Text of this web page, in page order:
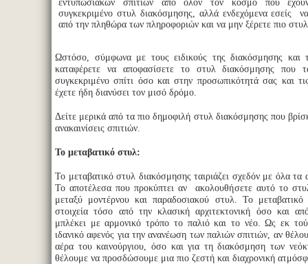
εντυπωσιακών σπιτιών από όλον τον κόσμο που
συγκεκριμένο στυλ διακόσμησης, αλλά ενδεχόμενα εσείς
από την πληθώρα των πληροφοριών και να μην ξέρετε πιο στυλ
Ωστόσο, σύμφωνα με τους ειδικούς της διακόσμησης και
καταφέρετε να αποφασίσετε το στυλ διακόσμησης που
συγκεκριμένο σπίτι όσο και στην προσωπικότητά σας και
έχετε ήδη διανύσει τον μισό δρόμο.
Δείτε μερικά από τα πιο δημοφιλή στυλ διακόσμησης που
ανακαινίσεις σπιτιών.
Το μεταβατικό στυλ:
Το μεταβατικό στυλ διακόσμησης ταιριάζει σχεδόν με όλα τα
Το αποτέλεσα που προκύπτει αν ακολουθήσετε αυτό το στυλ
μεταξύ μοντέρνου και παραδοσιακού στυλ. Το μεταβατικό
στοιχεία τόσο από την κλασική αρχιτεκτονική όσο και
μπλέκει με αρμονικό τρόπο το παλιό και το νέο. Ως εκ
ιδανικό αφενός για την ανανέωση των παλιών σπιτιών, αν
αέρα του καινούργιου, όσο και για τη διακόσμηση των
θέλουμε να προσδώσουμε μια πιο ζεστή και διαχρονική